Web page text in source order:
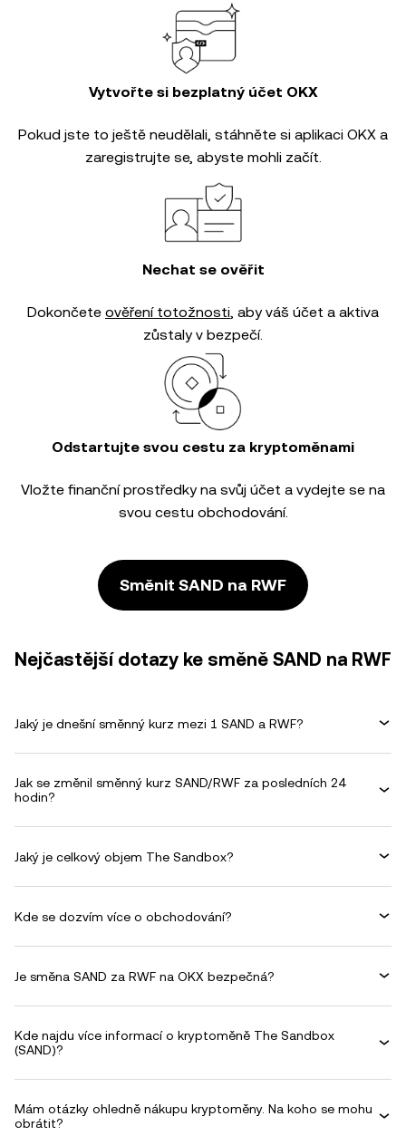
Vytvořte si bezplatný účet OKX
Pokud jste to ještě neudělali, stáhněte si aplikaci OKX a
zaregistrujte se, abyste mohli začít.
Nechat se ověřit
Dokončete ověření totožnosti, aby váš účet a aktiva
zůstaly v bezpečí.
Odstartujte svou cestu za kryptoměnami
Vložte finanční prostředky na svůj účet a vydejte se na
svou cestu obchodování.
Směnit SAND na RWF
Nejčastější dotazy ke směně SAND na RWF
Jaký je dnešní směnný kurz mezi 1 SAND a RWF?
Jak se změnil směnný kurz SAND/RWF za posledních 24
hodin?
Jaký je celkový objem The Sandbox?
Kde se dozvím více o obchodování?
Je směna SAND za RWF na OKX bezpečná?
Kde najdu více informací o kryptoměně The Sandbox
(SAND)?
Mám otázky ohledně nákupu kryptoměny. Na koho se mohu
obrátit?